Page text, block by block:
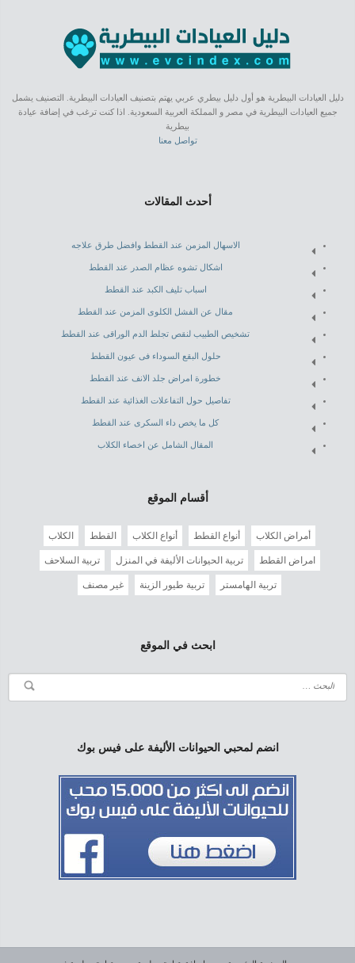
دليل العيادات البيطرية هو أول دليل بيطري عربي يهتم بتصنيف العيادات البيطرية. التصنيف يشمل
جميع العيادات البيطرية في مصر و المملكة العربية السعودية. اذا كنت ترغب في إضافة عيادة
بيطرية
تواصل معنا
أحدث المقالات
الاسهال المزمن عند القطط وافضل طرق علاجه
اشكال تشوه عظام الصدر عند القطط
اسباب تليف الكبد عند القطط
مقال عن الفشل الكلوى المزمن عند القطط
تشخيص الطبيب لنقص تجلط الدم الوراقى عند القطط
حلول البقع السوداء فى عيون القطط
خطورة امراض جلد الانف عند القطط
تفاصيل حول التفاعلات الغذائية عند القطط
كل ما يخص داء السكرى عند القطط
المقال الشامل عن اخصاء الكلاب
أقسام الموقع
أمراض الكلاب أنواع القطط أنواع الكلاب القطط الكلاب
امراض القطط تربية الحيوانات الأليفة في المنزل تربية السلاحف
تربية الهامستر تربية طيور الزينة غير مصنف
ابحث في الموقع
انضم لمحبي الحيوانات الأليفة على فيس بوك